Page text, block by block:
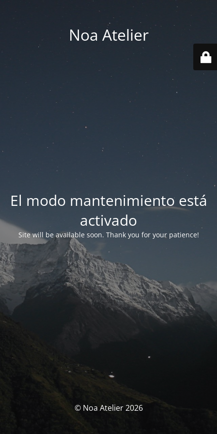
Noa Atelier
El modo mantenimiento está
activado
Site will be available soon. Thank you for your patience!
© Noa Atelier 2026